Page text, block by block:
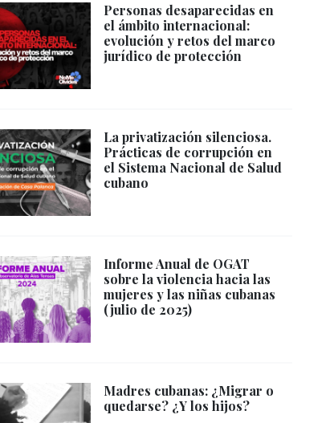
Personas desaparecidas en
el ámbito internacional:
evolución y retos del marco
jurídico de protección
La privatización silenciosa.
Prácticas de corrupción en
el Sistema Nacional de Salud
cubano
Informe Anual de OGAT
sobre la violencia hacia las
mujeres y las niñas cubanas
(julio de 2025)
Madres cubanas: ¿Migrar o
quedarse? ¿Y los hijos?